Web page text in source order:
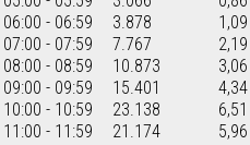
06:00 - 06:59
3.878
07:00 - 07:59
7.767
08:00 - 08:59
10.873
09:00 - 09:59
15.401 4,34
10:00 - 10:59
23.138
11:00 - 11:59
21.174